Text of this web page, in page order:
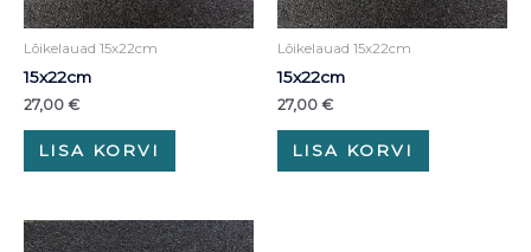
Lõikelauad 15x22cm
15x22cm
27,00 €
LISA KORVI
Lõikelauad 15x22cm
15x22cm
27,00 €
LISA KORVI